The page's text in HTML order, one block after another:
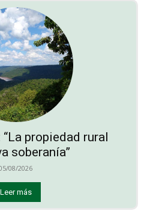
propiedad rural
soberanía”
08/2026
Leer más